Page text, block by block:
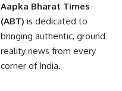
Aapka Bharat Times
(ABT) is dedicated to
bringing authentic, ground
reality news from every
corner of India.